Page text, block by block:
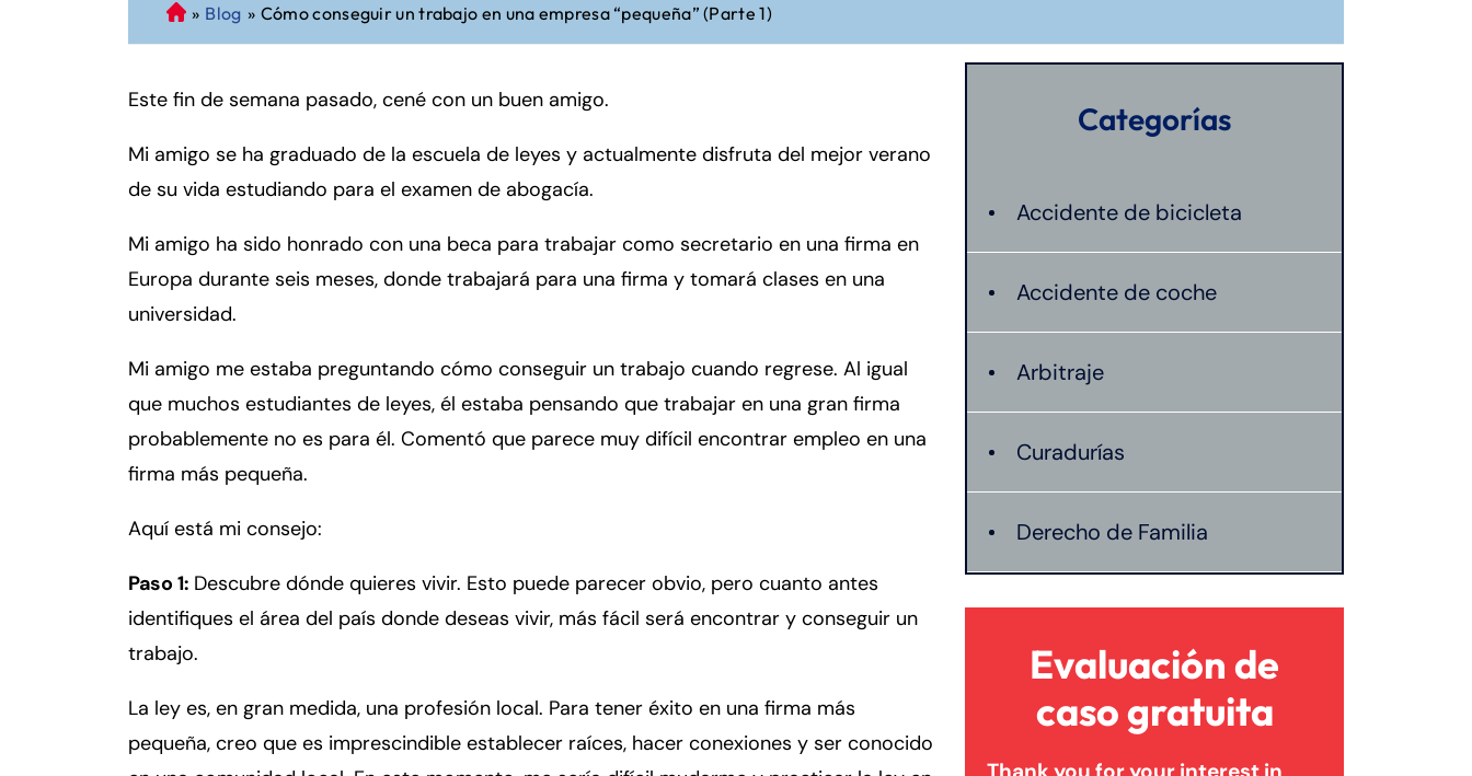
A
b
g
d
e
er
so
al
Inj
y
d
C
n
n
ec
cu
» Blog » Cómo conseguir un trabajo en una empresa “pequeña” (Parte 1)
Este fin de semana pasado, cené con un buen amigo.
Mi amigo se ha graduado de la escuela de leyes y actualmente disfruta del mejor verano
de su vida estudiando para el examen de abogacía.
Mi amigo ha sido honrado con una beca para trabajar como secretario en una firma en
Europa durante seis meses, donde trabajará para una firma y tomará clases en una
universidad.
Mi amigo me estaba preguntando cómo conseguir un trabajo cuando regrese. Al igual
que muchos estudiantes de leyes, él estaba pensando que trabajar en una gran firma
probablemente no es para él. Comentó que parece muy difícil encontrar empleo en una
firma más pequeña.
Aquí está mi consejo:
Paso 1: Descubre dónde quieres vivir. Esto puede parecer obvio, pero cuanto antes
identifiques el área del país donde deseas vivir, más fácil será encontrar y conseguir un
trabajo.
La ley es, en gran medida, una profesión local. Para tener éxito en una firma más
pequeña, creo que es imprescindible establecer raíces, hacer conexiones y ser conocido
Categorías
Accidente de bicicleta
Accidente de coche
Arbitraje
Curadurías
Derecho de Familia
Lesión catastrófica
Lesión por quemadura
Evaluación de
caso gratuita